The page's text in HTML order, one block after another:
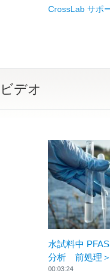
CrossLab サポ
ビデオ
水試料中
分析 前処理＞
00:03:24